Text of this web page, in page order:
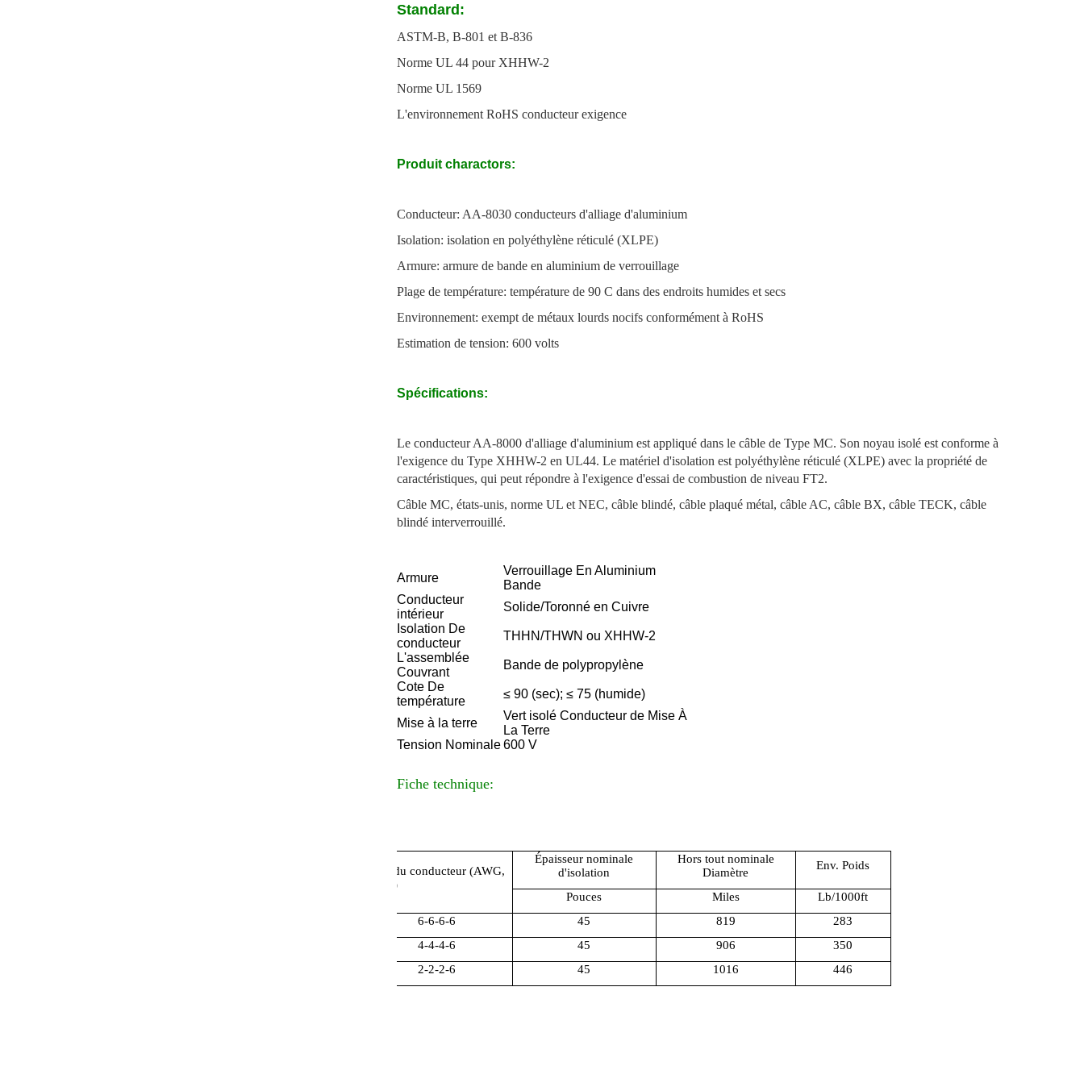
Standard:
ASTM-B, B-801 et B-836
Norme UL 44 pour XHHW-2
Norme UL 1569
L'environnement RoHS conducteur exigence
Produit charactors:
Conducteur: AA-8030 conducteurs d'alliage d'aluminium
Isolation: isolation en polyéthylène réticulé (XLPE)
Armure: armure de bande en aluminium de verrouillage
Plage de température: température de 90 C dans des endroits humides et secs
Environnement: exempt de métaux lourds nocifs conformément à RoHS
Estimation de tension: 600 volts
Spécifications:
Le conducteur AA-8000 d'alliage d'aluminium est appliqué dans le câble de Type MC. Son noyau isolé est conforme à
l'exigence du Type XHHW-2 en UL44. Le matériel d'isolation est polyéthylène réticulé (XLPE) avec la propriété de
caractéristiques, qui peut répondre à l'exigence d'essai de combustion de niveau FT2.
Câble MC, états-unis, norme UL et NEC, câble blindé, câble plaqué métal, câble AC, câble BX, câble TECK, câble
blindé interverrouillé.
Armure
Verrouillage En Aluminium
Bande
Conducteur
intérieur
Solide/Toronné en Cuivre
Isolation De
conducteur
THHN/THWN ou XHHW-2
L'assemblée
Couvrant
Bande de polypropylène
Cote De
température
≤ 90 (sec); ≤ 75 (humide)
Mise à la terre
Vert isolé Conducteur de Mise À
La Terre
Tension Nominale600 V
Fiche technique:
Taille du conducteur (AWG,
Kcmil)
Épaisseur nominale
d'isolation
Hors tout nominale
Diamètre
Env. Poids
Pouces Miles
Lb/1000ft
6-6-6-6
45 819
283
4-4-4-6
45 906
350
2-2-2-6
45 1016 446